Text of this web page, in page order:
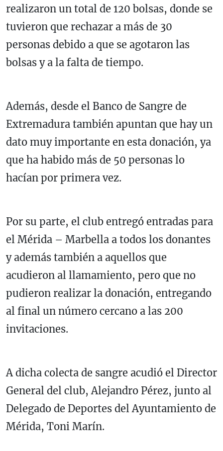
realizaron un total de 120 bolsas, donde se
tuvieron que rechazar a más de 30
personas debido a que se agotaron las
bolsas y a la falta de tiempo.
Además, desde el Banco de Sangre de
Extremadura también apuntan que hay un
dato muy importante en esta donación, ya
que ha habido más de 50 personas lo
hacían por primera vez.
Por su parte, el club entregó entradas para
el Mérida – Marbella a todos los donantes
y además también a aquellos que
acudieron al llamamiento, pero que no
pudieron realizar la donación, entregando
al final un número cercano a las 200
invitaciones.
A dicha colecta de sangre acudió el Director
General del club, Alejandro Pérez, junto al
Delegado de Deportes del Ayuntamiento de
Mérida, Toni Marín.